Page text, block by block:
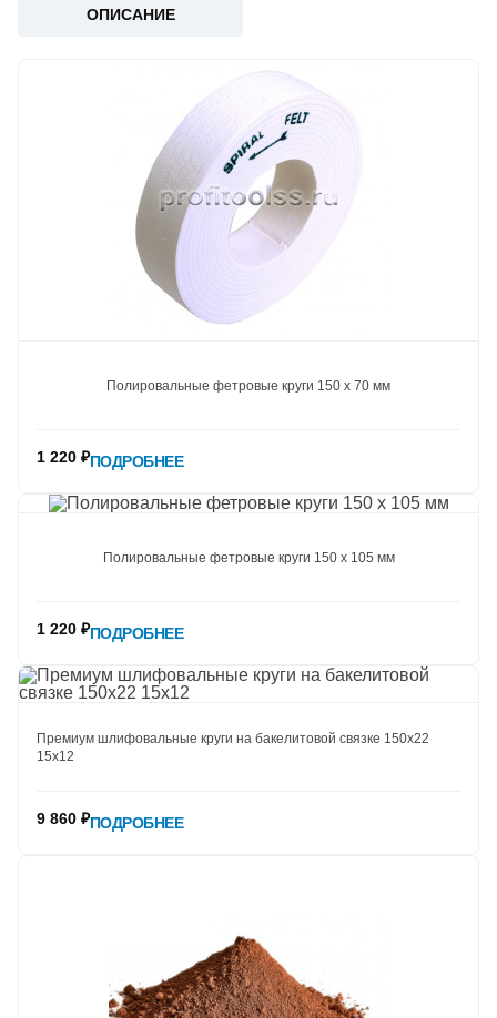
ОПИСАНИЕ
Полировальные фетровые круги 150 х 70 мм
1 220 ₽ПОДРОБНЕЕ
Полировальные фетровые круги 150 х 105 мм
1 220 ₽ПОДРОБНЕЕ
Премиум шлифовальные круги на бакелитовой связке 150х22
15х12
9 860 ₽ПОДРОБНЕЕ